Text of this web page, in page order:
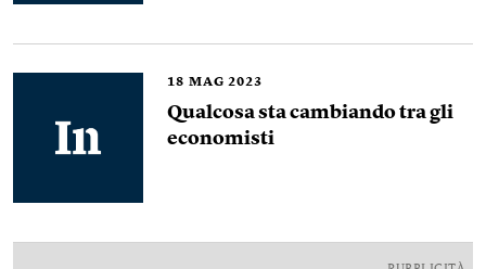
18 MAG 2023
Qualcosa sta cambiando tra gli
economisti